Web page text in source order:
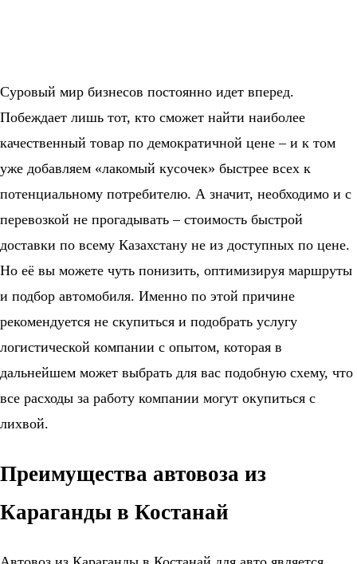
Суровый мир бизнесов постоянно идет вперед.
Побеждает лишь тот, кто сможет найти наиболее
качественный товар по демократичной цене – и к том
уже добавляем «лакомый кусочек» быстрее всех к
потенциальному потребителю. А значит, необходимо и с
перевозкой не прогадывать – стоимость быстрой
доставки по всему Казахстану не из доступных по цене.
Но её вы можете чуть понизить, оптимизируя маршруты
и подбор автомобиля. Именно по этой причине
рекомендуется не скупиться и подобрать услугу
логистической компании с опытом, которая в
дальнейшем может выбрать для вас подобную схему, что
все расходы за работу компании могут окупиться с
лихвой.
Преимущества автовоза из
Караганды в Костанай